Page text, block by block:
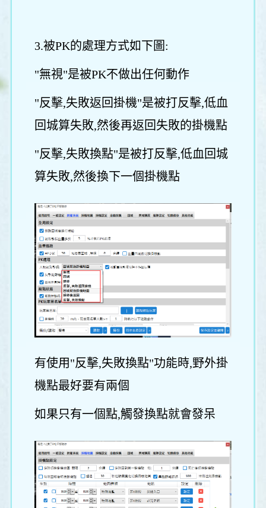
3.被PK的處理方式如下圖:
"無視"是被PK不做出任何動作
"反擊,失敗返回掛機"是被打反擊,低血
回城算失敗,然後再返回失敗的掛機點
"反擊,失敗換點"是被打反擊,低血回城
算失敗,然後換下一個掛機點
有使用"反擊,失敗換點"功能時,野外掛
機點最好要有兩個
如果只有一個點,觸發換點就會發呆